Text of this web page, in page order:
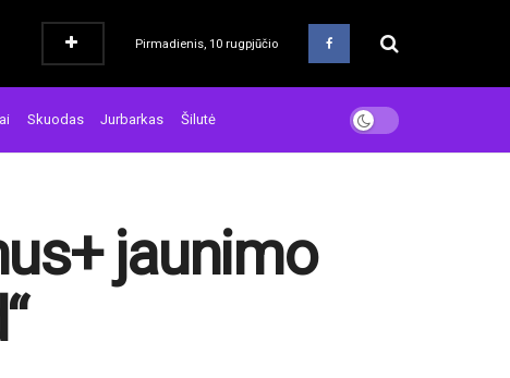
Pirmadienis, 10 rugpjūčio
Skuodas Jurbarkas Šilutė
jaunimo